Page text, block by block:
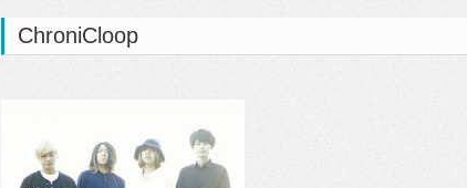
ChroniCloop